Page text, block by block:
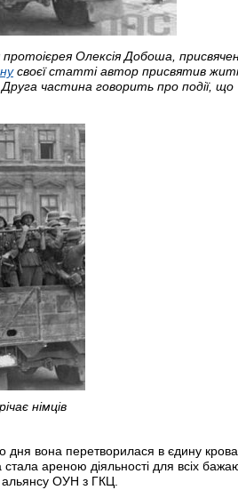
Олексія Добоша,
своєї статті автор присвятив
Друга частина говорить про події, що
німців
дня вона перетворилася в єдину
ареною діяльності для всіх
альянсу ОУН з ГКЦ.